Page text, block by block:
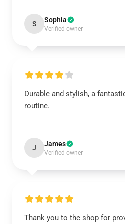
S Sophia
Verified owner
Durable and stylish, a
routine.
J James
Verified owner
Thank you to the shop for